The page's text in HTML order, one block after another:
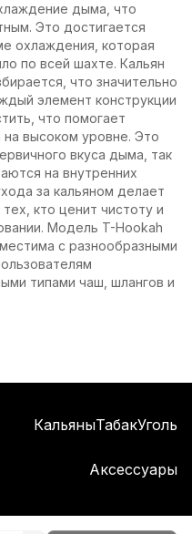
дыма, что
Это достигается
охлаждения, которая
по всей шахте. Кальян
что значительно
элемент конструкции
что помогает
на высоком уровне. Это
вкуса дыма, так
на внутренних
за кальяном делает
кто ценит чистоту и
Модель T-Hookah
с разнообразными
типами чаш, шлангов и
КальяныТабакУголь
Аксессуары